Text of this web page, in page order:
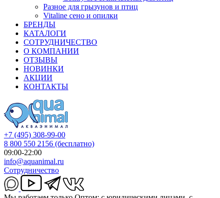
Разное для грызунов и птиц
Vitaline сено и опилки
БРЕНДЫ
КАТАЛОГИ
СОТРУДНИЧЕСТВО
О КОМПАНИИ
ОТЗЫВЫ
НОВИНКИ
АКЦИИ
КОНТАКТЫ
+7 (495) 308-99-00
8 800 550 2156 (бесплатно)
09:00-22:00
info@aquanimal.ru
Сотрудничество